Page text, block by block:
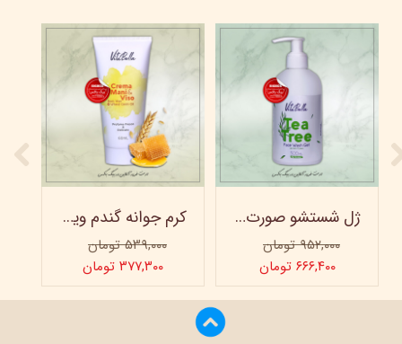
کرم جوانه گندم ویتابلا - تیوپی 60 میلی‌ لیتر
۵۳۹,۰۰۰ تومان
۳۷۷,۳۰۰ تومان
ژل شستشو صورت ویتابلا - 300 میلی لیتر
۹۵۲,۰۰۰ تومان
۶۶۶,۴۰۰ تومان